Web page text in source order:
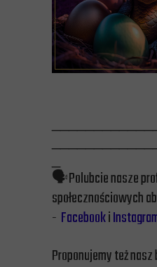
🗣️Polubcie nasze
społecznościowych
- Facebooki
Proponujemy też nasz